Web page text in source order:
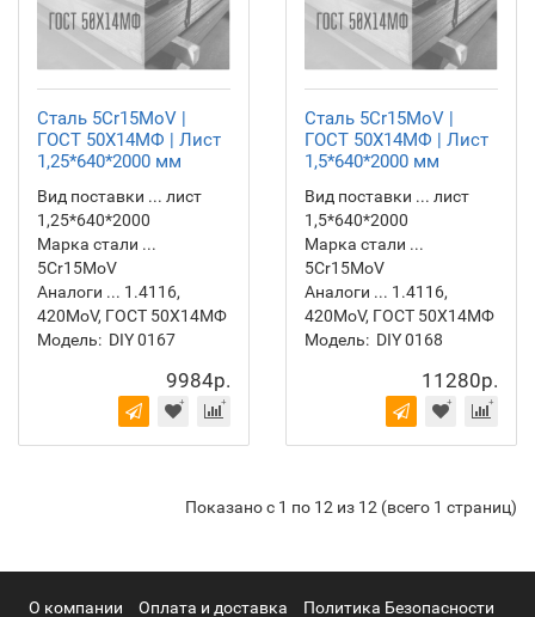
Сталь 5Cr15MoV |
ГОСТ 50Х14МФ | Лист
1,25*640*2000 мм
Вид поставки ... лист
1,25*640*2000
Марка стали ...
5Cr15MoV
Аналоги ... 1.4116,
420MoV, ГОСТ 50Х14МФ
Модель: DIY 0167
9984р.
Сталь 5Cr15MoV |
ГОСТ 50Х14МФ | Лист
1,5*640*2000 мм
Вид поставки ... лист
1,5*640*2000
Марка стали ...
5Cr15MoV
Аналоги ... 1.4116,
420MoV, ГОСТ 50Х14МФ
Модель: DIY 0168
11280р.
Показано с 1 по 12 из 12 (всего 1 страниц)
О компании Оплата и доставка Политика Безопасности